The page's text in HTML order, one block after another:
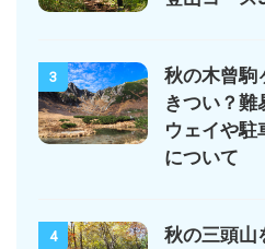
3
秋の木曾駒
きつい？難
ウェイや駐
について
4
秋の三頭山